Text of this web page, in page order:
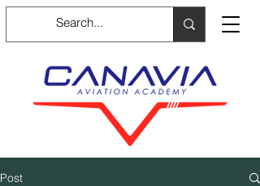
Post